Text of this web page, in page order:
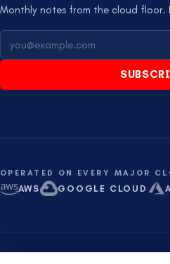
Monthly notes from the cloud floor.
OPERATED ON EVERY MAJOR
AWS GOOGLE CLOUD